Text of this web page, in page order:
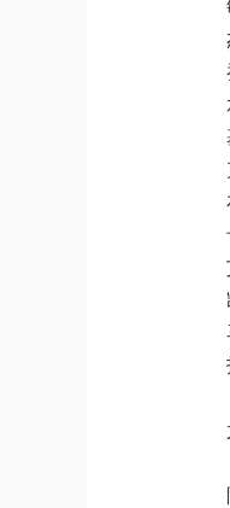
敏迪·
杰伊·巴
乔治·福
水晶 /
基斯·鲍
克雷格·
布拉德·
卡罗尔·
艾德·赫
凯文·乔
马修·哈
托马斯·
Lauren
尤金·
Tom
阿尔贝